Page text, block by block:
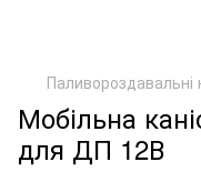
Паливороздавальні
Мобільна
для ДП 12В